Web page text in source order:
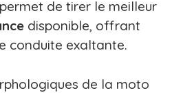
de tirer le meilleur
disponible, offrant
conduite exaltante.
de la moto